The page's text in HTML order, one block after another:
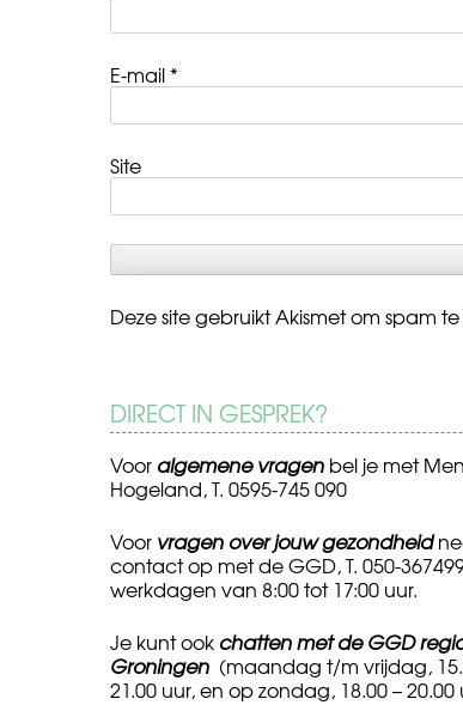
E-mail *
Site
Deze site gebruikt Akismet om spam
DIRECT IN GESPREK?
Voor algemene vragen bel je met
Hogeland, T. 0595-745 090
Voor vragen over jouw gezondheid
contact op met de GGD, T. 050-
werkdagen van 8:00 tot 17:00 uur.
Je kunt ook chatten met de GGD
Groningen (maandag t/m vrijdag,
21.00 uur, en op zondag, 18.00 – 20.00